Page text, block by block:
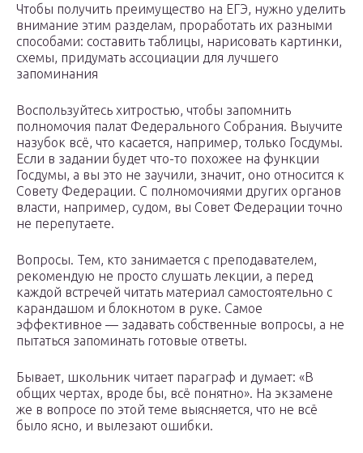
Чтобы получить преимущество на ЕГЭ, нужно уделить
внимание этим разделам, проработать их разными
способами: составить таблицы, нарисовать картинки,
схемы, придумать ассоциации для лучшего
запоминания
Воспользуйтесь хитростью, чтобы запомнить
полномочия палат Федерального Собрания. Выучите
назубок всё, что касается, например, только Госдумы.
Если в задании будет что-то похожее на функции
Госдумы, а вы это не заучили, значит, оно относится к
Совету Федерации. С полномочиями других органов
власти, например, судом, вы Совет Федерации точно
не перепутаете.
Вопросы. Тем, кто занимается с преподавателем,
рекомендую не просто слушать лекции, а перед
каждой встречей читать материал самостоятельно с
карандашом и блокнотом в руке. Самое
эффективное — задавать собственные вопросы, а не
пытаться запоминать готовые ответы.
Бывает, школьник читает параграф и думает: «В
общих чертах, вроде бы, всё понятно». На экзамене
же в вопросе по этой теме выясняется, что не всё
было ясно, и вылезают ошибки.